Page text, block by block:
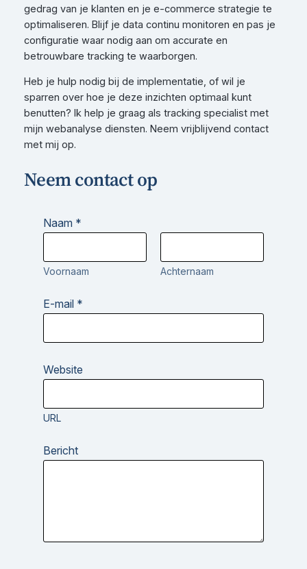
gedrag van je klanten en je e-commerce strategie te
optimaliseren. Blijf je data continu monitoren en pas je
configuratie waar nodig aan om accurate en
betrouwbare tracking te waarborgen.
Heb je hulp nodig bij de implementatie, of wil je
sparren over hoe je deze inzichten optimaal kunt
benutten? Ik help je graag als tracking specialist met
mijn webanalyse diensten. Neem vrijblijvend contact
met mij op.
Neem contact op
Naam *
Voornaam Achternaam
E-mail *
Website
URL
W
e
W
Bericht